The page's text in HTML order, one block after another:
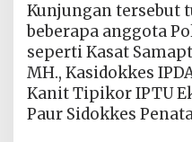
Kunjungan tersebut
beberapa anggota
seperti Kasat
MH., Kasidokkes
Kanit Tipikor IPTU
Paur Sidokkes